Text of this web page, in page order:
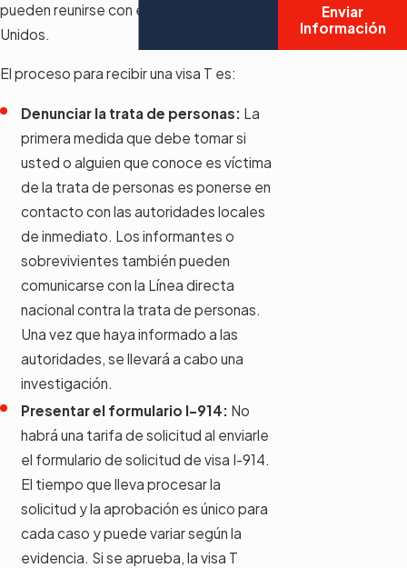
pueden reunirse con ellos en los Estados
Unidos.
El proceso para recibir una visa T es:
Denunciar la trata de personas: La
primera medida que debe tomar si
usted o alguien que conoce es víctima
de la trata de personas es ponerse en
contacto con las autoridades locales
de inmediato. Los informantes o
sobrevivientes también pueden
comunicarse con la Línea directa
nacional contra la trata de personas.
Una vez que haya informado a las
autoridades, se llevará a cabo una
investigación.
Presentar el formulario I-914: No
habrá una tarifa de solicitud al enviarle
el formulario de solicitud de visa I-914.
El tiempo que lleva procesar la
solicitud y la aprobación es único para
cada caso y puede variar según la
evidencia. Si se aprueba, la visa T
Enviar
Información